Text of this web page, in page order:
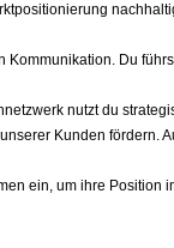
Kommunikation. Du
nutzt du
Kunden fördern.
ein, um ihre Position